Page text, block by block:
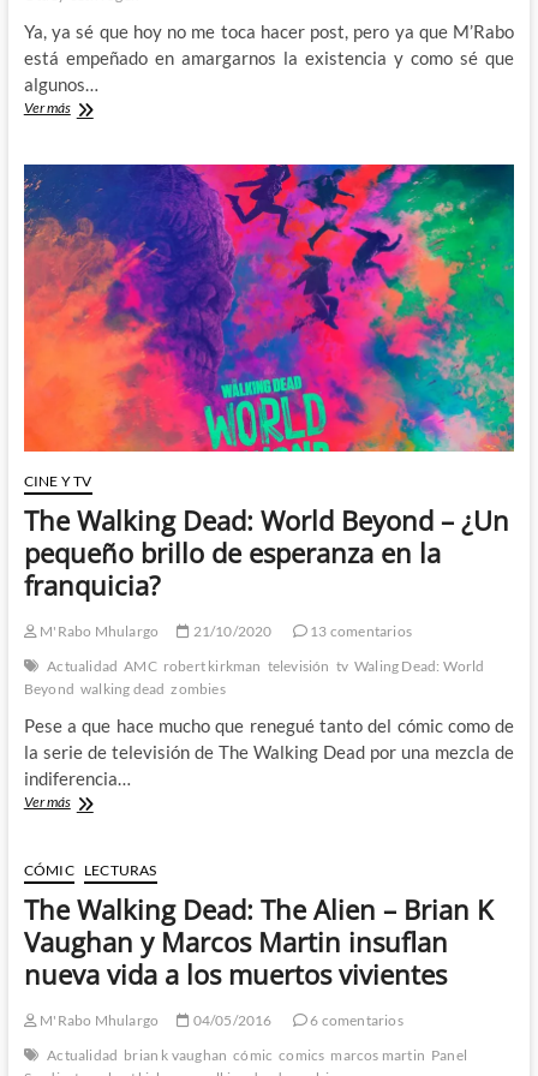
Ya, ya sé que hoy no me toca hacer post, pero ya que M’Rabo
está empeñado en amargarnos la existencia y como sé que
algunos…
Ver másInvencible:
CINE Y TV
The Walking Dead: World Beyond – ¿Un
pequeño brillo de esperanza en la
franquicia?
M'Rabo Mhulargo 21/10/2020
13 comentarios
Actualidad AMC robert kirkman televisión tv Waling Dead: World
Beyond walking dead zombies
Pese a que hace mucho que renegué tanto del cómic como de
la serie de televisión de The Walking Dead por una mezcla de
indiferencia…
Ver másThe
World
Beyond
–
¿Un
pequeño
brillo
esperanza
la
CÓMIC LECTURAS
The Walking Dead: The Alien – Brian K
Vaughan y Marcos Martin insuflan
nueva vida a los muertos vivientes
M'Rabo Mhulargo 04/05/2016
6 comentarios
Actualidad brian k vaughan cómic comics marcos martin Panel